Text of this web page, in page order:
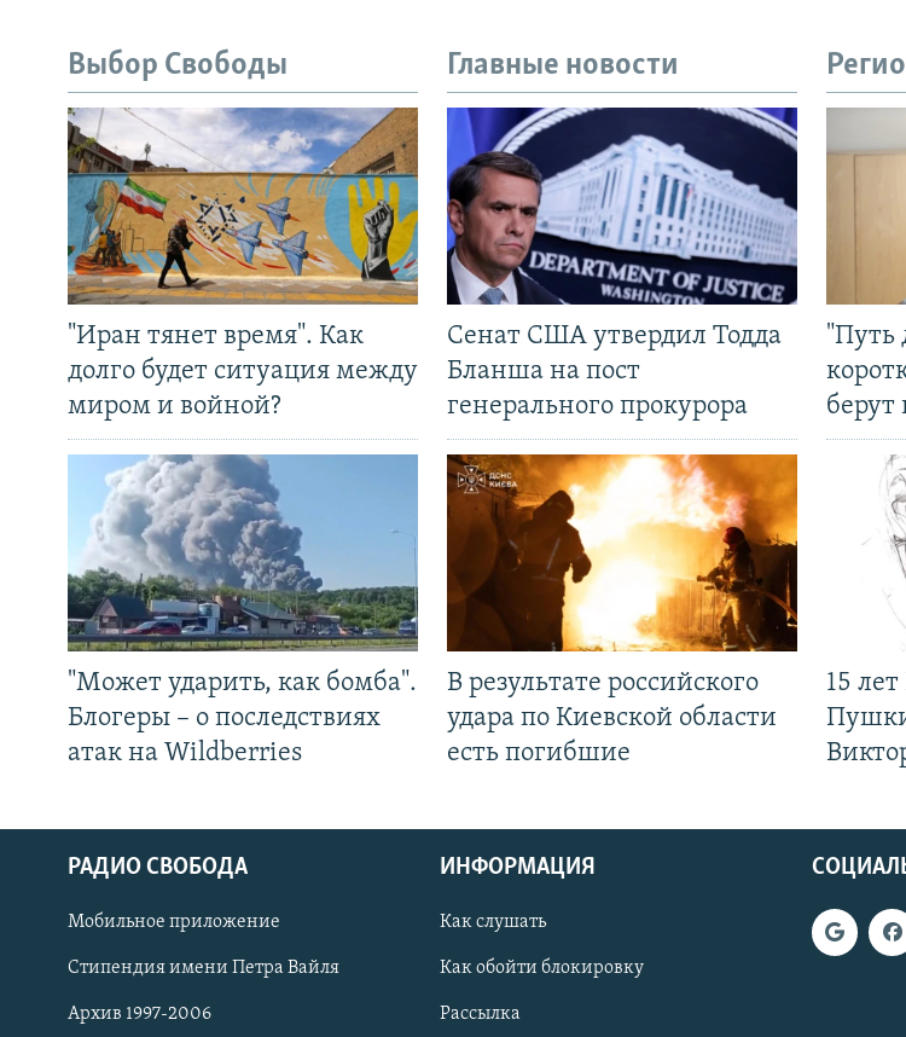
СОЦИАЛЬНЫЕ СЕТИ
Выбор Свободы
"Иран тянет время". Как
долго будет ситуация между
миром и войной?
"Может ударить, как бомба".
Блогеры – о последствиях
атак на Wildberries
Главные новости
Сенат США утвердил Тодда
Бланша на пост
генерального прокурора
В результате российского
удара по Киевской области
есть погибшие
"Путь
берут
15
РАДИО СВОБОДА
Мобильное приложение
Стипендия имени Петра Вайля
Архив 1997-2006
ИНФОРМАЦИЯ
Как слушать
Как обойти блокировку
Рассылка